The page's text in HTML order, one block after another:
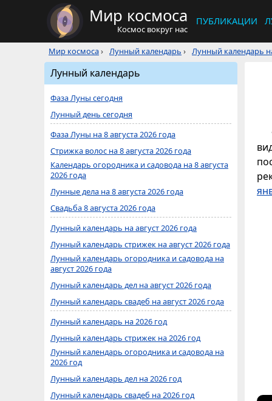
Мир космоса
Космос вокруг нас
ПУБЛИКАЦИИ
Мир космоса› Лунный календарь › Лунный календарь
Лунный календарь
Фаза Луны сегодня
Лунный день сегодня
Фаза Луны на 8 августа 2026 года
Стрижка волос на 8 августа 2026 года
Календарь огородника и садовода на 8 августа
2026 года
Лунные дела на 8 августа 2026 года
Свадьба 8 августа 2026 года
Лунный календарь на август 2026 года
Лунный календарь стрижек на август 2026 года
Лунный календарь огородника и садовода на
август 2026 года
Лунный календарь дел на август 2026 года
Лунный календарь свадеб на август 2026 года
Лунный календарь на 2026 год
Лунный календарь стрижек на 2026 год
Лунный календарь огородника и садовода на
2026 год
Лунный календарь дел на 2026 год
Лунный календарь свадеб на 2026 год